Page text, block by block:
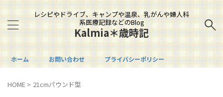
レシピやドライブ、キャンプや温泉、乳がんや婦人科
系医療記録などのBlog
Kalmia＊歳時記
ホーム お問い合わせ プライバシーポリシー
HOME > 21cmパウンド型